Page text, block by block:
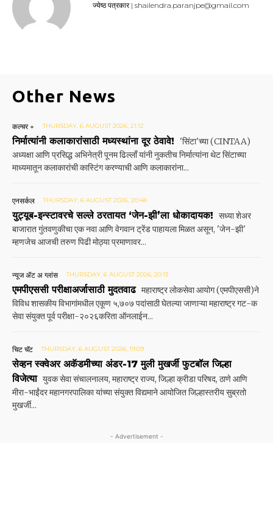
ज्येष्ठ पत्रकार | shailendra.paranjpe@gmail.com
Other News
कल्चर + THURSDAY, 6 AUGUST 2026, 21:12
निर्मात्यांनी कलाकारांसाठी मध्यस्थांना दूर ठेवावे!
'सिंटा'च्या (CINTAA)
अध्यक्षा आणि प्रसिद्ध अभिनेत्री पूनम ढिल्लाँ यांनी नुकतीच निर्मात्यांना थेट सिंटाच्या
माध्यमातून कलाकारांची कास्टिंग करण्याची आणि कलाकारांना...
एनसर्कल THURSDAY, 6 AUGUST 2026, 20:48
युट्यूब-इन्स्टावरचे सल्ले ठरतायत ‘जेन-झी’ला धोकादायक! सध्या शेअर
बाजारात गुंतवणुकीचा एक नवा आणि वेगवान ट्रेंड पाहायला मिळत असून, 'जेन-झी'
म्हणजेच आजची तरुण पिढी मोठ्या प्रमाणावर...
न्यूज ॲट अ ग्लांस THURSDAY, 6 AUGUST 2026, 20:13
एमपीएससी परीक्षाअर्जासाठी मुदतवाढ महाराष्ट्र लोकसेवा आयोग (एमपीएससी)ने
विविध शासकीय विभागांमधील एकूण ५,७०७ पदांसाठी घेतल्या जाणाऱ्या महाराष्ट्र गट-क
सेवा संयुक्त पूर्व परीक्षा-२०२६करिता ऑनलाईन...
चिट चॅट THURSDAY, 6 AUGUST 2026, 19:09
सेव्हन स्क्वेअर अकॅडमीच्या अंडर-17 मुली मुखर्जी फुटबॉल जिल्हा
विजेत्या युवक सेवा संचालनालय, महाराष्ट्र राज्य, जिल्हा क्रीडा परिषद, ठाणे आणि
मीरा-भाईंदर महानगरपालिका यांच्या संयुक्त विद्यमाने आयोजित जिल्हास्तरीय सुब्रतो
मुखर्जी...
- Advertisement -